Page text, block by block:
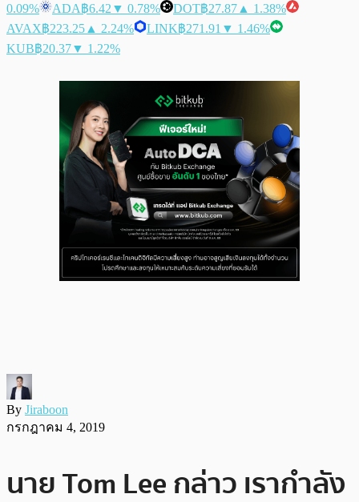
0.09%
ADA฿6.42 ▼ 0.78% DOT฿27.87 ▲ 1.38%
AVAX฿223.25 ▲ 2.24% LINK฿271.91 ▼ 1.46%
KUB฿20.37▼ 1.22%
By Jiraboon
กรกฎาคม 4, 2019
นาย Tom Lee กล่าว เรากำลัง